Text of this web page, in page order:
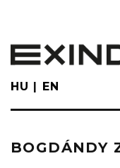
main
content
HU EN
BOGDÁNDY